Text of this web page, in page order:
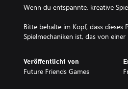
Wenn du entspannte, kreative
Bitte behalte im Kopf, dass dieses
Spielmechaniken ist, das von
Veröffentlicht von
Future Friends Games